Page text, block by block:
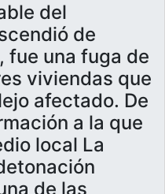
del
de
fue una fuga de
viviendas que
afectado. De
a la que
local La
de las